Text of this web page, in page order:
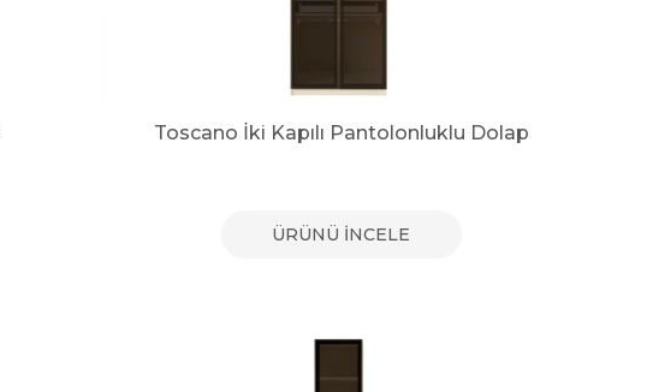
Toscano İki Kapılı Pantolonluklu Dolap
ÜRÜNÜ İNCELE